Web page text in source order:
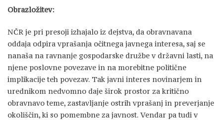
Obrazložitev:
NČR je pri presoji izhajalo iz dejstva, da obravnavana
oddaja odpira vprašanja očitnega javnega interesa, saj se
nanaša na ravnanje gospodarske družbe v državni lasti, na
njene poslovne povezave in na morebitne politične
implikacije teh povezav. Tak javni interes novinarjem in
urednikom nedvomno daje širok prostor za kritično
obravnavo teme, zastavljanje ostrih vprašanj in preverjanje
okoliščin, ki so pomembne za javnost. Vendar pa tudi v